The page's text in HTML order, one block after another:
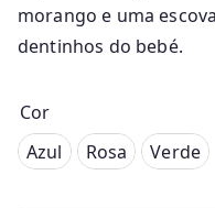
morango e uma
dentinhos do bebé.
Cor
Azul
Azul Rosa Verde